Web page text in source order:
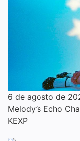
6 de agosto de
Melody’s Echo
KEXP